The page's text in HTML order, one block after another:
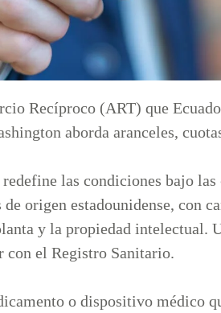
Recíproco (ART) que
aborda aranceles,
las condiciones bajo
origen estadounidense, con
y la propiedad intelectual.
con el Registro Sanitario.
o dispositivo médico